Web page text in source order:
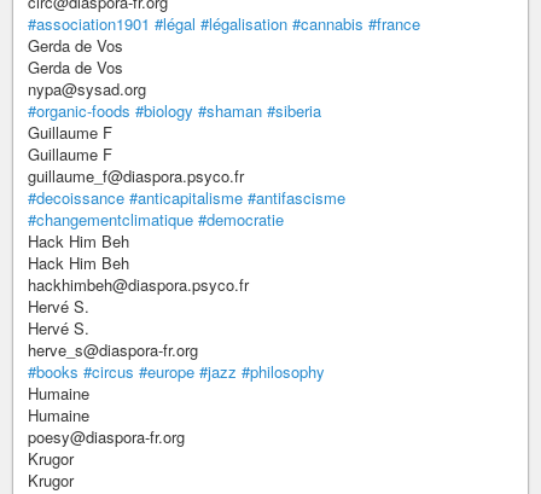
#association1901 #légal #légalisation #cannabis #france
Gerda de Vos
Gerda de Vos
nypa@sysad.org
#organic-foods #biology #shaman #siberia
Guillaume F
Guillaume F
guillaume_f@diaspora.psyco.fr
#decoissance #anticapitalisme #antifascisme
#changementclimatique #democratie
Hack Him Beh
Hack Him Beh
hackhimbeh@diaspora.psyco.fr
Hervé S.
Hervé S.
herve_s@diaspora-fr.org
#books #circus #europe #jazz #philosophy
Humaine
Humaine
poesy@diaspora-fr.org
Krugor
Krugor